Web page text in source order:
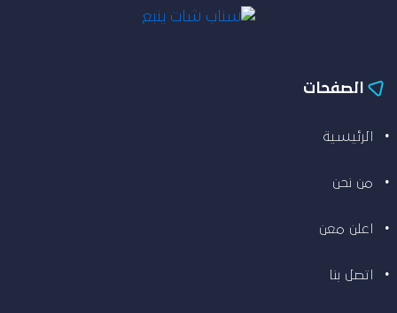
الصفحات
الرئيسية
من نحن
اعلن معن
اتصل بنا